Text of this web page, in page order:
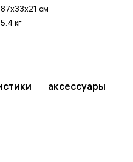
87x33x21 см
5.4 кг
аксессуары